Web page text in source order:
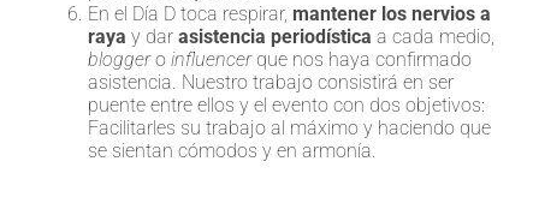
En el Día D toca respirar, mantener los nervios a
raya y dar asistencia periodística a cada medio,
bloggero influencerque nos haya confirmado
asistencia. Nuestro trabajo consistirá en ser
puente entre ellos y el evento con dos objetivos:
Facilitarles su trabajo al máximo y haciendo que
se sientan cómodos y en armonía.